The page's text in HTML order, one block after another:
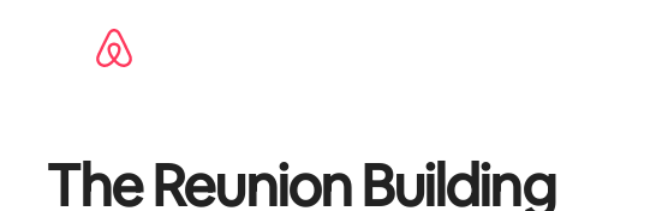
The Reunion Building